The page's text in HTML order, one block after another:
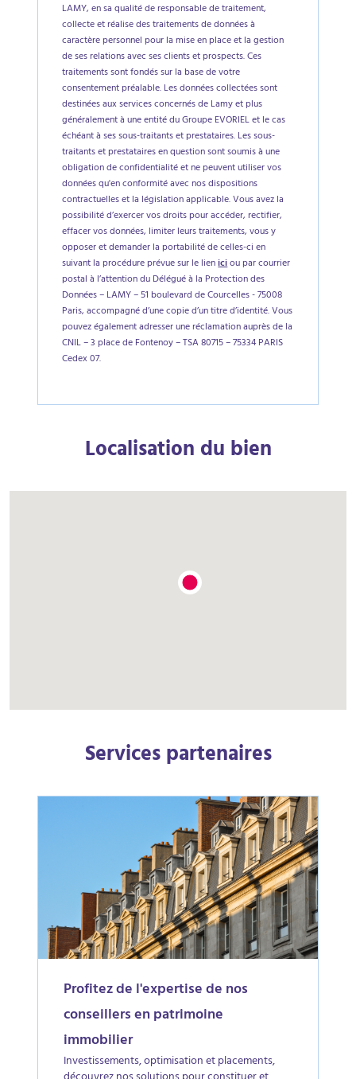
LAMY, en sa qualité de responsable de traitement,
collecte et réalise des traitements de données à
caractère personnel pour la mise en place et la gestion
de ses relations avec ses clients et prospects. Ces
traitements sont fondés sur la base de votre
consentement préalable. Les données collectées sont
destinées aux services concernés de Lamy et plus
généralement à une entité du Groupe EVORIEL et le cas
échéant à ses sous-traitants et prestataires. Les sous-
traitants et prestataires en question sont soumis à une
obligation de confidentialité et ne peuvent utiliser vos
données qu'en conformité avec nos dispositions
contractuelles et la législation applicable. Vous avez la
possibilité d’exercer vos droits pour accéder, rectifier,
effacer vos données, limiter leurs traitements, vous y
opposer et demander la portabilité de celles-ci en
suivant la procédure prévue sur le lieniciou par courrier
postal à l’attention du Délégué à la Protection des
Données – LAMY – 51 boulevard de Courcelles - 75008
Paris, accompagné d’une copie d’un titre d’identité. Vous
pouvez également adresser une réclamation auprès de la
CNIL – 3 place de Fontenoy – TSA 80715 – 75334 PARIS
Cedex 07.
Localisation du bien
Services partenaires
Profitez de l'expertise de nos
conseillers en patrimoine
immobilier
Investissements, optimisation et placements,